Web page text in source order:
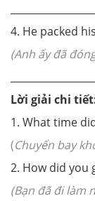
4. He packed
(Anh ấy đã
Lời giải chi
1. What time
(Chuyến bay
2. How did you
(Bạn đã đi làm